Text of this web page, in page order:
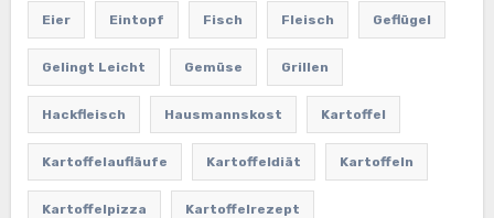
Eier Eintopf Fisch Fleisch Geflügel
Gelingt Leicht Gemüse Grillen
Hackfleisch Hausmannskost Kartoffel
Kartoffelaufläufe Kartoffeldiät Kartoffeln
Kartoffelpizza Kartoffelrezept